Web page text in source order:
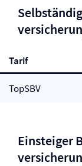
Tarif
TopSBV
Einsteiger